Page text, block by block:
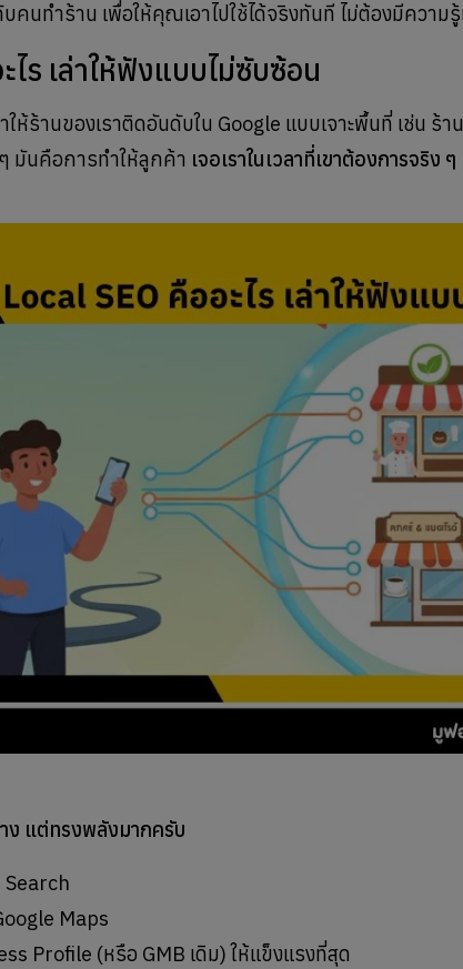
นทำร้าน เพื่อให้คุณเอาไปใช้ได้จริงทันที ไม่ต้องมีความ
ไร เล่าให้ฟังแบบไม่ซับซ้อน
ห้ร้านของเราติดอันดับใน Google แบบเจาะพื้นที่ เช่น ร้
มันคือการทำให้ลูกค้า เจอเราในเวลาที่เขาต้องการจริง ๆ
ง แต่ทรงพลังมากครับ
Maps
Profile (หรือ GMB เดิม) ให้แข็งแรงที่สุด